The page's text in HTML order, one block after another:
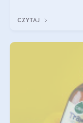
bariera hydrolipidowa.
CZYTAJ